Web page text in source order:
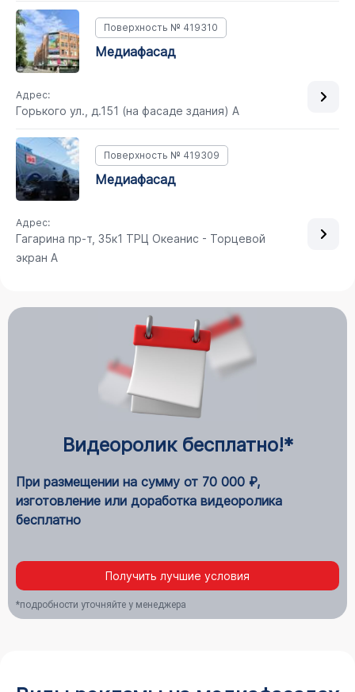
Поверхность № 419310
медиафасад
Адрес:
Горького ул., д.151 (на фасаде здания) A
Поверхность № 419309
медиафасад
Адрес:
Гагарина пр-т, 35к1 ТРЦ Океанис - Торцевой
экран A
Видеоролик бесплатно!*
При размещении на сумму от 70 000 ₽,
изготовление или доработка видеоролика
бесплатно
Получить лучшие условия
*подробности уточняйте у менеджера